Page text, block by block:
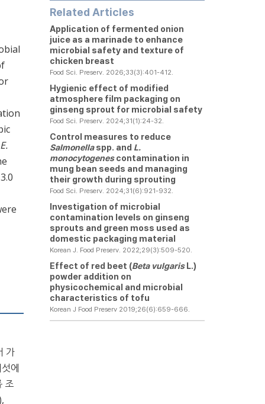
E.
가
에
조
Related Articles
Application of fermented onion
juice as a marinade to enhance
microbial safety and texture of
chicken breast
Food Sci. Preserv. 2026;33(3):401-412.
Hygienic effect of modified
atmosphere film packaging on
ginseng sprout for microbial safety
Food Sci. Preserv. 2024;31(1):24-32.
Control measures to reduce
Salmonellaspp. and L.
monocytogenescontamination in
mung bean seeds and managing
their growth during sprouting
Food Sci. Preserv. 2024;31(6):921-932.
Investigation of microbial
contamination levels on ginseng
sprouts and green moss used as
domestic packaging material
Korean J. Food Preserv. 2022;29(3):509-520.
Effect of red beet (Beta vulgarisL.)
powder addition on
physicochemical and microbial
characteristics of tofu
Korean J Food Preserv 2019;26(6):659-666.